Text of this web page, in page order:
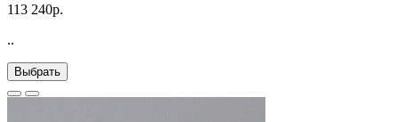
113 240р.
..
Выбрать